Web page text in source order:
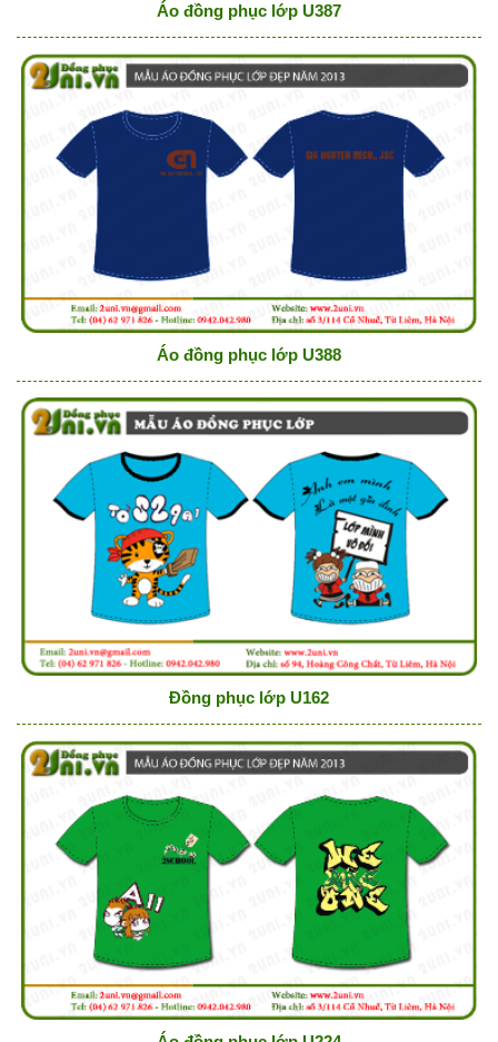
Áo đồng phục lớp U387
Áo đồng phục lớp U388
Đồng phục lớp U162